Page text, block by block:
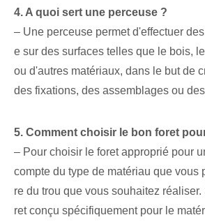
4. A quoi sert une perceuse ?
– Une perceuse permet d'effectuer
e sur des surfaces telles que le bois,
ou d'autres matériaux, dans le but de
des fixations, des assemblages ou
5. Comment choisir le bon foret
– Pour choisir le foret approprié pour
compte du type de matériau que vous
re du trou que vous souhaitez
ret conçu spécifiquement pour le